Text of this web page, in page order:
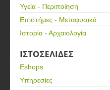
Υγεία - Περιποίηση
Επιστήμες - Μεταφυσικά
Ιστορία - Αρχαιολογία
ΙΣΤΟΣΕΛΙΔΕΣ
Eshops
Υπηρεσίες